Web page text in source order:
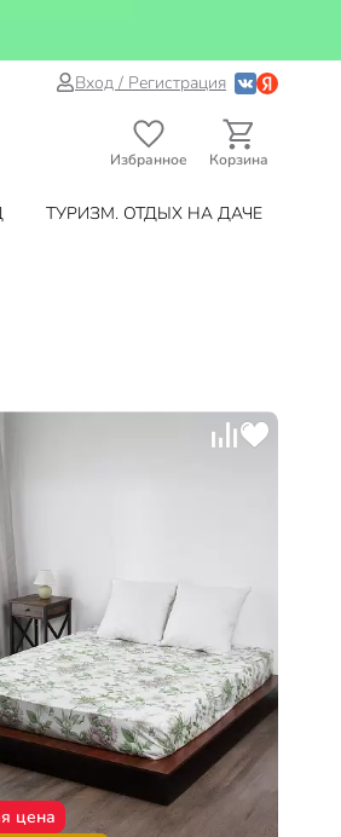
Вход / Регистрация
Избранное Корзина
ТУРИЗМ. ОТДЫХ НА ДАЧЕ
цена